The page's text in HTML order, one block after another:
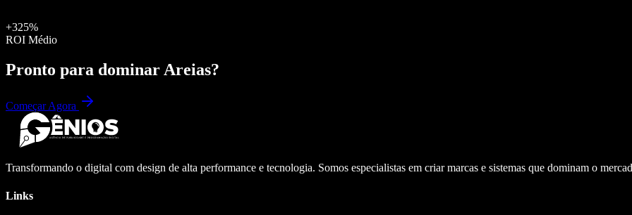
+325%
ROI Médio
Pronto para dominar Areias?
Começar Agora
Transformando o digital com design de alta performance e tecnologia. Somos especialistas em criar marcas e sistemas que dominam o
Links